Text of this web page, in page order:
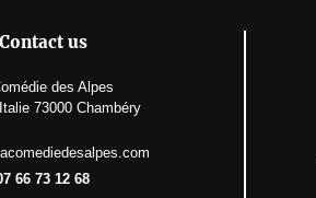
us
des Alpes
73000 Chambéry
66 73 12 68